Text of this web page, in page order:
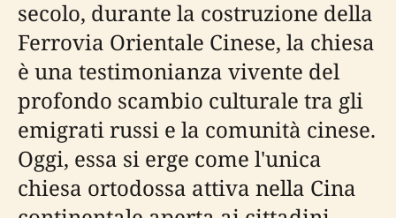
secolo, durante la costruzione della
Ferrovia Orientale Cinese, la chiesa
è una testimonianza vivente del
profondo scambio culturale tra gli
emigrati russi e la comunità cinese.
Oggi, essa si erge come l'unica
chiesa ortodossa attiva nella Cina